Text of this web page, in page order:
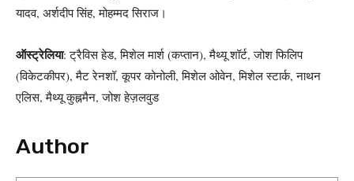
यादव, अर्शदीप सिंह, मोहम्मद सिराज।
ऑस्ट्रेलिया: ट्रैविस हेड, मिशेल मार्श (कप्तान), मैथ्यू शॉर्ट, जोश फिलिप
(विकेटकीपर), मैट रेनशॉ, कूपर कोनोली, मिशेल ओवेन, मिशेल स्टार्क, नाथन
एलिस, मैथ्यू कुह्नमैन, जोश हेज़लवुड
Author